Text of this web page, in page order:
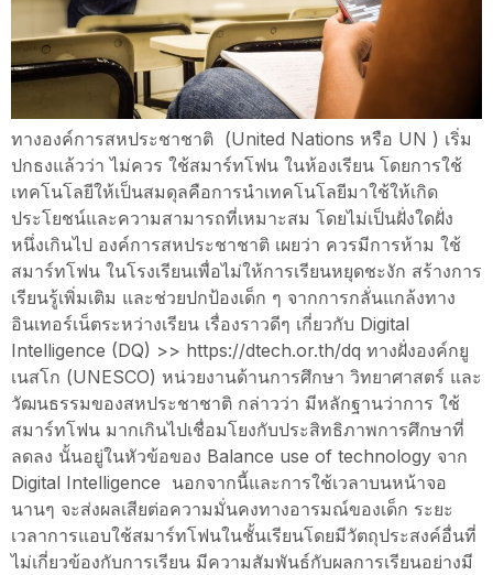
ทางองค์การสหประชาชาติ (United Nations หรือ UN ) เริ่ม
ปกธงแล้วว่า ไม่ควร ใช้สมาร์ทโฟน ในห้องเรียน โดยการใช้
เทคโนโลยีให้เป็นสมดุลคือการนำเทคโนโลยีมาใช้ให้เกิด
ประโยชน์และความสามารถที่เหมาะสม โดยไม่เป็นฝั่งใดฝั่ง
หนึ่งเกินไป องค์การสหประชาชาติ เผยว่า ควรมีการห้าม ใช้
สมาร์ทโฟน ในโรงเรียนเพื่อไม่ให้การเรียนหยุดชะงัก สร้างการ
เรียนรู้เพิ่มเติม และช่วยปกป้องเด็ก ๆ จากการกลั่นแกล้งทาง
อินเทอร์เน็ตระหว่างเรียน เรื่องราวดีๆ เกี่ยวกับ Digital
Intelligence (DQ) >> https://dtech.or.th/dq ทางฝั่งองค์กยู
เนสโก (UNESCO) หน่วยงานด้านการศึกษา วิทยาศาสตร์ และ
วัฒนธรรมของสหประชาชาติ กล่าวว่า มีหลักฐานว่าการ ใช้
สมาร์ทโฟน มากเกินไปเชื่อมโยงกับประสิทธิภาพการศึกษาที่
ลดลง นั้นอยู่ในหัวข้อของ Balance use of technology จาก
Digital Intelligence นอกจากนี้และการใช้เวลาบนหน้าจอ
นานๆ จะส่งผลเสียต่อความมั่นคงทางอารมณ์ของเด็ก ระยะ
เวลาการแอบใช้สมาร์ทโฟนในชั้นเรียนโดยมีวัตถุประสงค์อื่นที่
ไม่เกี่ยวข้องกับการเรียน มีความสัมพันธ์กับผลการเรียนอย่างมี